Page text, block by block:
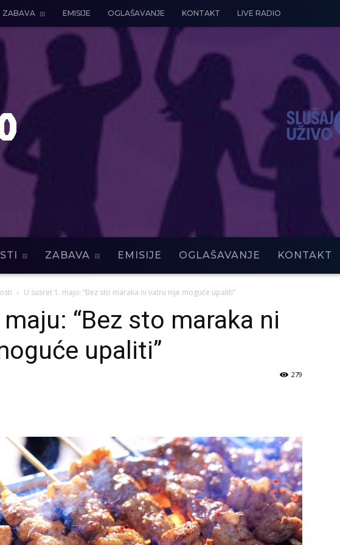
ZABAVA EMISIJE OGLAŠAVANJE KONTAKT LIVE RADIO
ZABAVA EMISIJE OGLAŠAVANJE KONTAKT
U susret 1. maju: “Bez sto maraka ni vatru nije moguće upaliti”
“Bez sto maraka ni
upaliti”
279